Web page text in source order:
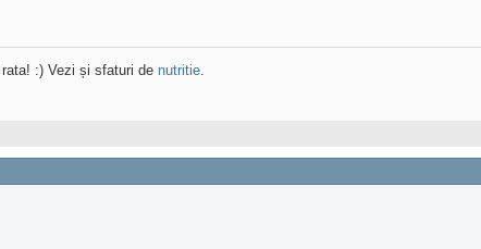
:) Vezi și sfaturi de nutritie.